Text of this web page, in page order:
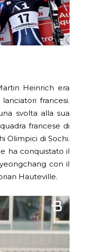
Heinrich era
francesi.
svolta alla sua
francese di
Olimpici di Sochi.
ha conquistato il
con il
Hauteville.